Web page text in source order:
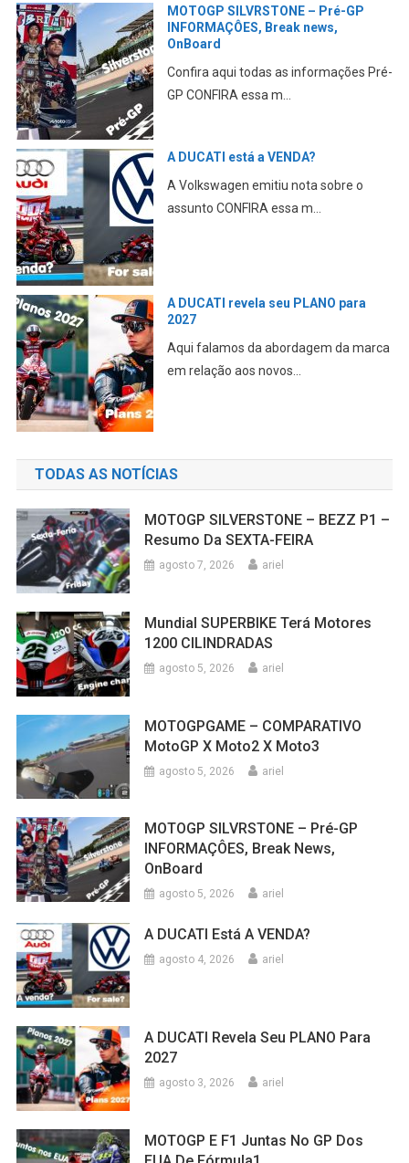
MOTOGP SILVRSTONE – Pré-GP
INFORMAÇÔES, Break news,
OnBoard
Confira aqui todas as informações Pré-
GP CONFIRA essa m...
A DUCATI está a VENDA?
A Volkswagen emitiu nota sobre o
assunto CONFIRA essa m...
A DUCATI revela seu PLANO para
2027
Aqui falamos da abordagem da marca
em relação aos novos...
TODAS AS NOTÍCIAS
MOTOGP SILVERSTONE – BEZZ P1 –
Resumo Da SEXTA-FEIRA
agosto 7, 2026 ariel
Mundial SUPERBIKE Terá Motores
1200 CILINDRADAS
agosto 5, 2026 ariel
MOTOGPGAME – COMPARATIVO
MotoGP X Moto2 X Moto3
agosto 5, 2026 ariel
MOTOGP SILVRSTONE – Pré-GP
INFORMAÇÔES, Break News,
OnBoard
agosto 5, 2026 ariel
A DUCATI Está A VENDA?
agosto 4, 2026 ariel
A DUCATI Revela Seu PLANO Para
2027
agosto 3, 2026 ariel
MOTOGP E F1 Juntas No GP Dos